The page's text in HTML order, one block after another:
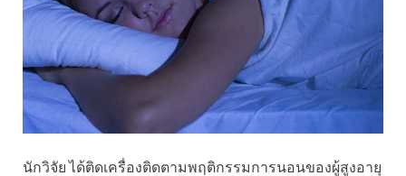
นักวิจัย ได้ติดเครื่องติดตามพฤติกรรมการนอนของผู้สูงอายุ